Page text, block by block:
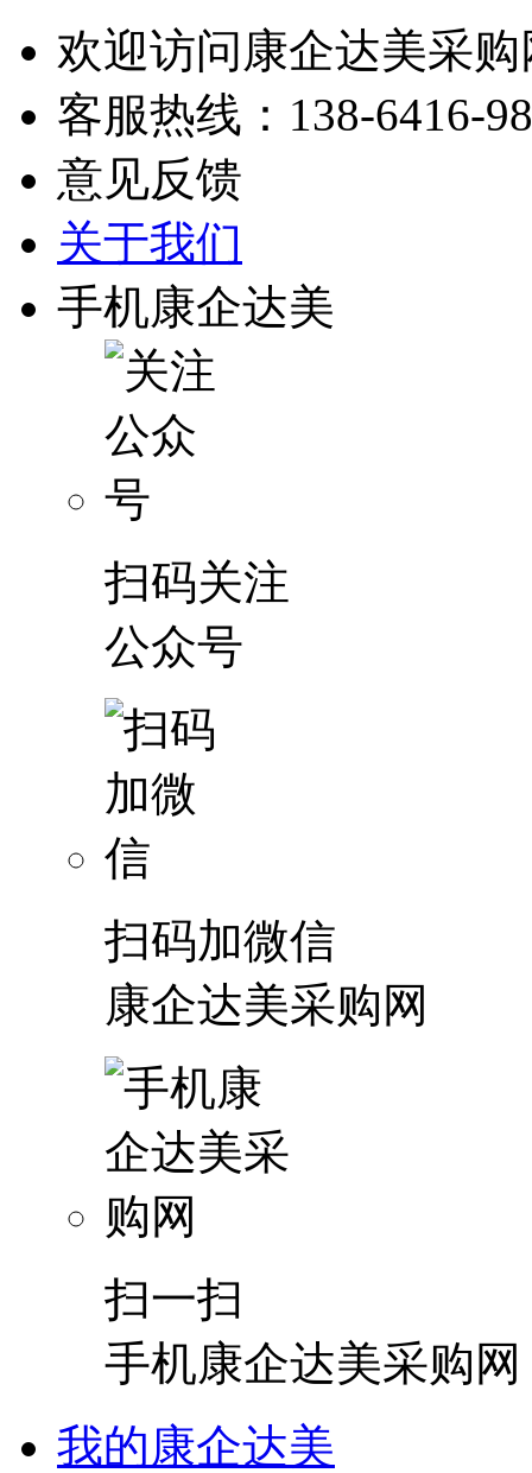
欢迎访问康企达美采购
客服热线： 138-6416-
意见反馈
关于我们
手机康企达美
扫码关注
公众号
扫码加微信
康企达美采购网
扫一扫
手机康企达美采购网
我的康企达美